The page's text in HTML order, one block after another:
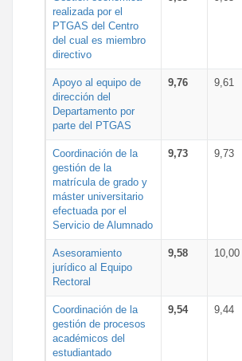
realizada por el
PTGAS del Centro
del cual es miembro
directivo
Apoyo al equipo de
dirección del
Departamento por
parte del PTGAS
9,76 9,61
Coordinación de la
gestión de la
matrícula de grado y
máster universitario
efectuada por el
Servicio de Alumnado
9,73 9,73
Asesoramiento
jurídico al Equipo
Rectoral
9,58 10,00
Coordinación de la
gestión de procesos
académicos del
estudiantado
9,54 9,44